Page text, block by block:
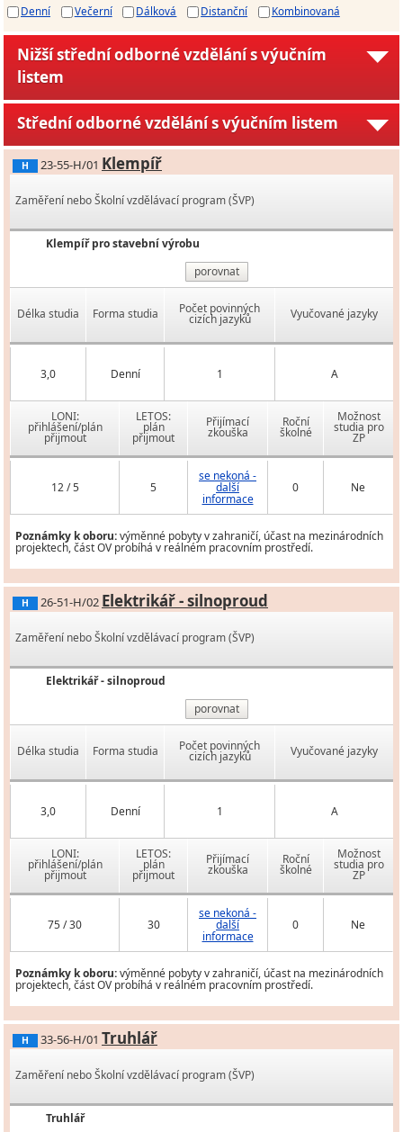
Denní
Večerní Dálková Distanční Kombinovaná
Nižší střední odborné vzdělání s výučním
listem
Střední odborné vzdělání s výučním listem
H 23-55-H/01 Klempíř
Zaměření nebo Školní vzdělávací program (ŠVP)
Klempíř pro stavební výrobu
porovnat
Délka studia Forma studia Počet povinných
cizích jazyků Vyučované jazyky
3,0 Denní 1 A
LONI:
přihlášení/plán
přijmout
LETOS:
plán
přijmout
Přijímací
zkouška
Roční
školné
Možnost
studia pro
ZP
12 / 5 5
se nekoná -
další
informace
0 Ne
Poznámky k oboru:výměnné pobyty v zahraničí, účast na mezinárodních
projektech, část OV probíhá v reálném pracovním prostředí.
H 26-51-H/02 Elektrikář - silnoproud
Zaměření nebo Školní vzdělávací program (ŠVP)
Elektrikář - silnoproud
porovnat
Délka studia Forma studia Počet povinných
cizích jazyků Vyučované jazyky
3,0 Denní 1 A
LONI:
přihlášení/plán
přijmout
LETOS:
plán
přijmout
Přijímací
zkouška
Roční
školné
Možnost
studia pro
ZP
75 / 30 30
se nekoná -
další
informace
0 Ne
Poznámky k oboru:výměnné pobyty v zahraničí, účast na mezinárodních
projektech, část OV probíhá v reálném pracovním prostředí.
H 33-56-H/01 Truhlář
Zaměření nebo Školní vzdělávací program (ŠVP)
Truhlář